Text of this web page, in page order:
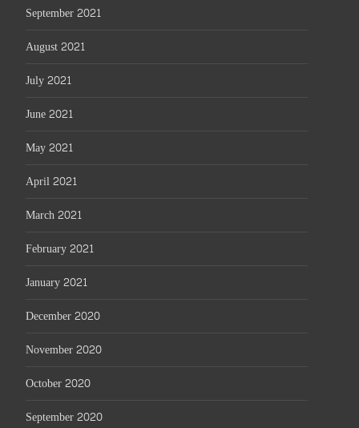
September 2021
August 2021
July 2021
June 2021
May 2021
April 2021
March 2021
February 2021
January 2021
December 2020
November 2020
October 2020
September 2020